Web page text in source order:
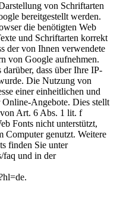
von Schriftarten
bereitgestellt werden.
die benötigten Web
und Schriftarten korrekt
der von Ihnen verwendete
von Google aufnehmen.
dass über Ihre IP-
Die Nutzung von
einer einheitlichen und
Online-Angebote. Dies stellt
von Art. 6 Abs. 1 lit. f
Fonts nicht unterstützt,
Computer genutzt. Weitere
finden Sie unter
faq und in der